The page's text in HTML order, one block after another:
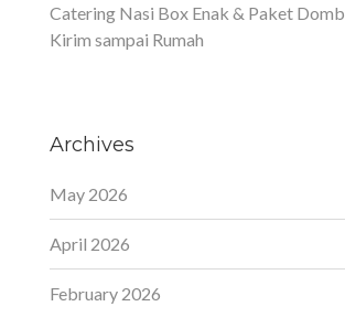
Catering Nasi Box Enak & Paket
Kirim sampai Rumah
Archives
May 2026
April 2026
February 2026